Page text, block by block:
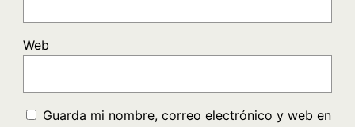
Web
Guarda mi nombre, correo electrónico y web en